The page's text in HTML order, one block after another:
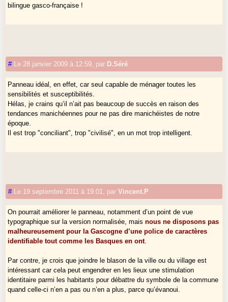
bilingue gasco-française !
# Le 28 janvier 2009 à 12:59 par D.Séré
Panneau idéal, en effet, car seul capable de ménager toutes les
sensibilités et susceptibilités.
Hélas, je crains qu’il n’ait pas beaucoup de succès en raison des
tendances manichéennes pour ne pas dire manichéistes de notre
époque.
Il est trop "conciliant", trop "civilisé", en un mot trop intelligent.
# Le 19 septembre 2011 à 19:01 parVincent.P
On pourrait améliorer le panneau, notamment d’un point de vue
typographique sur la version normalisée, maisnous ne disposons pas
malheureusement pour la Gascogne d’une police de caractères
identifiable tout comme les Basques en ont.
Par contre, je crois que joindre le blason de la ville ou du village est
intéressant car cela peut engendrer en les lieux une stimulation
identitaire parmi les habitants pour débattre du symbole de la commune
quand celle-ci n’en a pas ou n’en a plus, parce qu’évanoui.